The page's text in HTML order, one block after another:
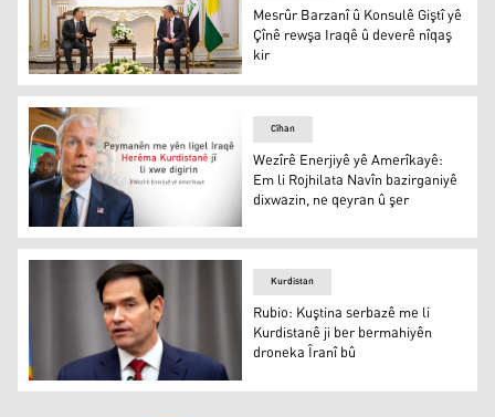
Mesrûr Barzanî û Liu Jun
Mesrûr Barzanî û Konsulê Giştî yê
Çînê rewşa Iraqê û deverê nîqaş
kir
Wezîrê Enerjiyê yê Amerîkayê: Em li Rojhilata Navîn
Cîhan
Wezîrê Enerjiyê yê Amerîkayê:
Em li Rojhilata Navîn bazirganiyê
dixwazin, ne qeyran û şer
Marco Rubio
Kurdistan
Rubio: Kuştina serbazê me li
Kurdistanê ji ber bermahiyên
droneka Îranî bû